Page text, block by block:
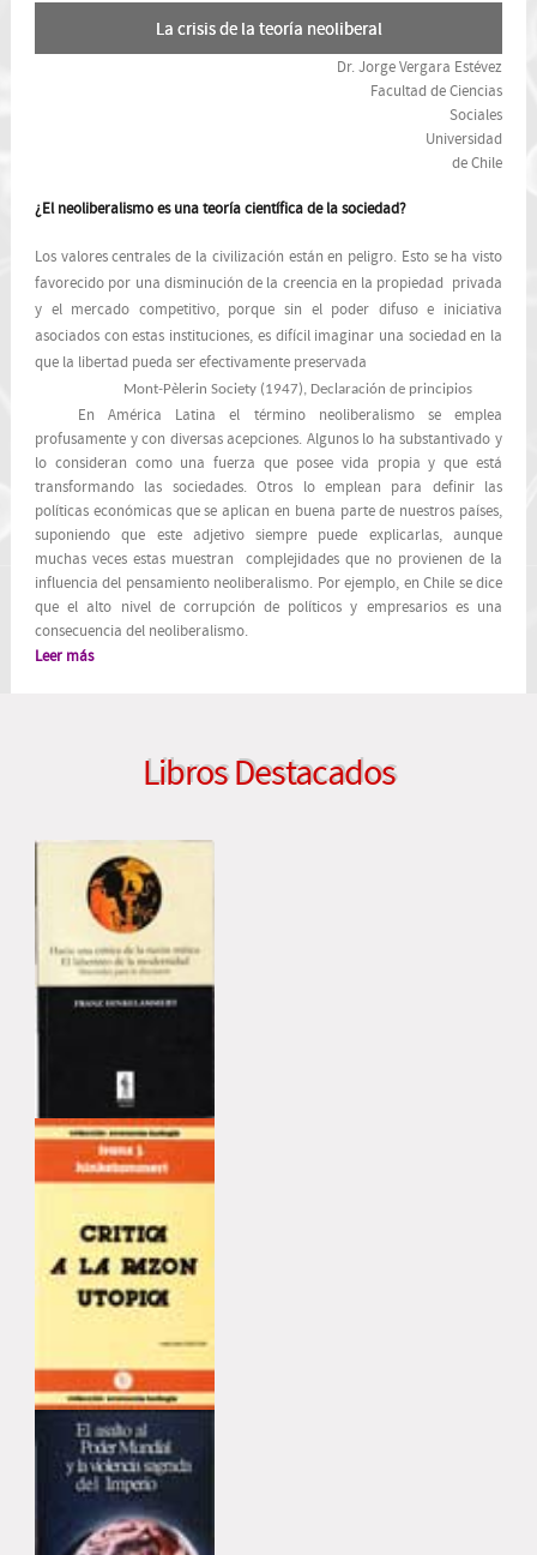
La crisis de la teoría neoliberal
Dr. Jorge Vergara Estévez
Facultad de Ciencias
Sociales
Universidad
de Chile
¿El neoliberalismo es una teoría científica de la sociedad?
Los valores centrales de la civilización están en peligro. Esto se ha visto
favorecido por una disminución de la creencia en la propiedad privada
y el mercado competitivo, porque sin el poder difuso e iniciativa
asociados con estas instituciones, es difícil imaginar una sociedad en la
que la libertad pueda ser efectivamente preservada
Mont-Pèlerin Society (1947), Declaración de principios
En América Latina el término neoliberalismo se emplea
profusamente y con diversas acepciones. Algunos lo ha substantivado y
lo consideran como una fuerza que posee vida propia y que está
transformando las sociedades. Otros lo emplean para definir las
políticas económicas que se aplican en buena parte de nuestros países,
suponiendo que este adjetivo siempre puede explicarlas, aunque
muchas veces estas muestran complejidades que no provienen de la
influencia del pensamiento neoliberalismo. Por ejemplo, en Chile se dice
que el alto nivel de corrupción de políticos y empresarios es una
consecuencia del neoliberalismo.
Leer más
Libros Destacados